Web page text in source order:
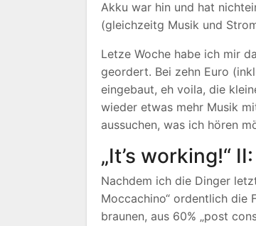
Akku war hin und hat
(gleichzeitg Musik und
Letze Woche habe ich mir
geordert. Bei zehn Euro
eingebaut, eh voila, die
wieder etwas mehr Musik
aussuchen, was ich hören
„It’s working!“ II:
Nachdem ich die Dinger
Moccachino“ ordentlich die
braunen, aus 60% „post